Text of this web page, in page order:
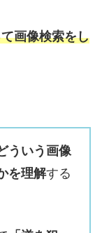
画像検索をし
ういう画像
を理解する